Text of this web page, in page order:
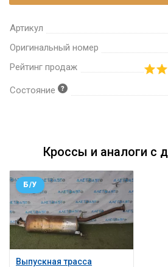
Артикул
Оригинальный номер
Рейтинг продаж
Состояние
Кроссы и аналоги с
Выпускная трасса
Б/У